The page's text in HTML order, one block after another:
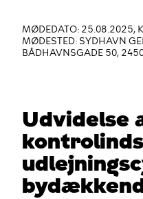
er
her
MØDEDATO: 25.08.2025,
MØDESTED: SYDHAVN
BÅDHAVNSGADE 50,
Udvidelse